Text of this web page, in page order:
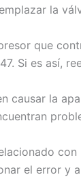
la
que
Si es así,
causar la
con
el error y